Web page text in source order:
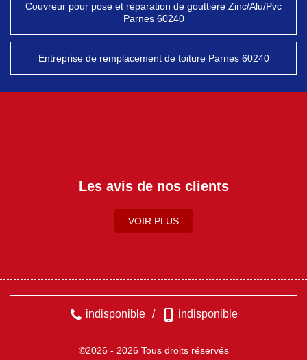
Couvreur pour pose et réparation de gouttière Zinc/Alu/Pvc
Parnes 60240
Entreprise de remplacement de toiture Parnes 60240
Les avis de nos clients
VOIR PLUS
indisponible / indisponible
©2026 - 2026 Tous droits réservés